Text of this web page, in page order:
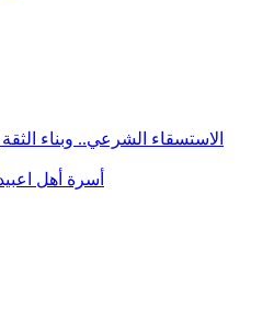
الاستسقاء الشرعي.. وبناء
أسرة أهل